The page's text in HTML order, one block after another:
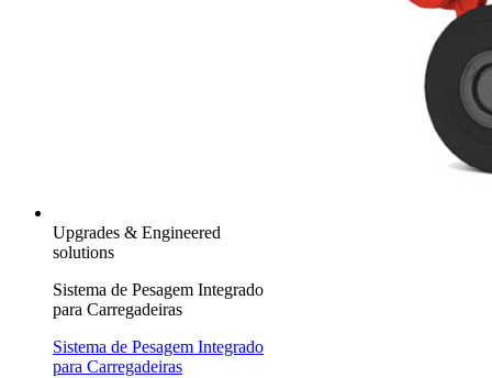
Upgrades & Engineered
solutions
Sistema de Pesagem Integrado
para Carregadeiras
Sistema de Pesagem Integrado
para Carregadeiras